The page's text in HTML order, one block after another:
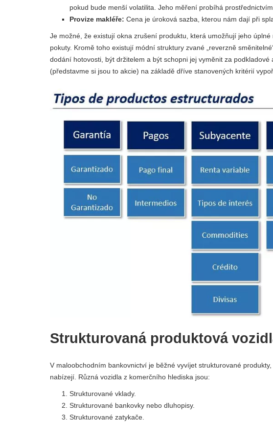
pokud bude menší volatilita. Jeho měření probíhá
Provize makléře: Cena je úroková sazba, kterou nám dají při
Je možné, že existují okna zrušení produktu, která umožňují jeho
pokuty. Kromě toho existují módní struktury zvané „reverzně
dodání hotovosti, být držitelem a být schopni jej vyměnit za
(představme si jsou to akcie) na základě dříve stanovených kritérií
Strukturovaná produktová
V maloobchodním bankovnictví je běžné vyvíjet strukturované
nabízejí. Různá vozidla z komerčního hlediska jsou:
Strukturované vklady.
Strukturované bankovky nebo dluhopisy.
Strukturované zatykače.